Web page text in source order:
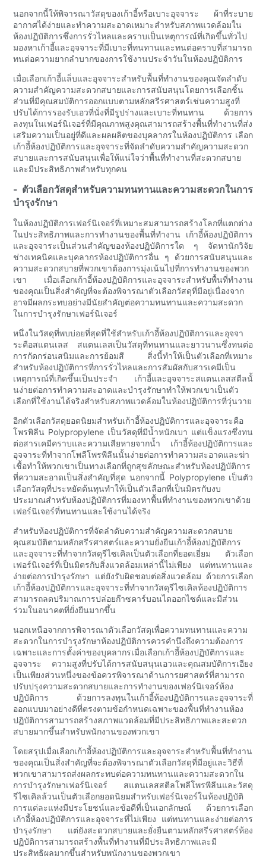
นอกจากนี้ให้พิจารณาวัสดุของเก้าอี้หรือเบาะอุจจาระ ผ้าที่ระบาย
อากาศได้ง่ายและทำความสะอาดเหมาะสำหรับสภาพแวดล้อมใน
ห้องปฏิบัติการซึ่งการรั่วไหลและคราบเป็นเหตุการณ์ที่เกิดขึ้นทั่วไป
มองหาเก้าอี้และอุจจาระที่มีเบาะที่ทนทานและทนต่อคราบที่สามารถ
ทนต่อความยากลำบากของการใช้งานประจำวันในห้องปฏิบัติการ
เมื่อเลือกเก้าอี้แล็บและอุจจาระสำหรับพื้นที่ทำงานของคุณจัดลำดับ
ความสำคัญความสะดวกสบายและการสนับสนุนโดยการเลือกชิ้น
ส่วนที่มีคุณสมบัติการออกแบบตามหลักสรีรศาสตร์เช่นความสูงที่
ปรับได้การรองรับเอวที่นั่งที่มีรูปร่างและเบาะที่ทนทาน ด้วยการ
ลงทุนในเฟอร์นิเจอร์ที่มีคุณภาพสูงคุณสามารถสร้างพื้นที่ทำงานที่ส่ง
เสริมความเป็นอยู่ที่ดีและผลผลิตของบุคลากรในห้องปฏิบัติการ เลือก
เก้าอี้ห้องปฏิบัติการและอุจจาระที่จัดลำดับความสำคัญความสะดวก
สบายและการสนับสนุนเพื่อให้แน่ใจว่าพื้นที่ทำงานที่สะดวกสบาย
และมีประสิทธิภาพสำหรับทุกคน
- ตัวเลือกวัสดุสำหรับความทนทานและความสะดวกในการ
บำรุงรักษา
ในห้องปฏิบัติการเฟอร์นิเจอร์ที่เหมาะสมสามารถสร้างโลกที่แตกต่าง
ในประสิทธิภาพและการทำงานของพื้นที่ทำงาน เก้าอี้ห้องปฏิบัติการ
และอุจจาระเป็นส่วนสำคัญของห้องปฏิบัติการใด ๆ จัดหานักวิจัย
ช่างเทคนิคและบุคลากรห้องปฏิบัติการอื่น ๆ ด้วยการสนับสนุนและ
ความสะดวกสบายที่พวกเขาต้องการมุ่งเน้นไปที่การทำงานของพวก
เขา เมื่อเลือกเก้าอี้ห้องปฏิบัติการและอุจจาระสำหรับพื้นที่ทำงาน
ของคุณเป็นสิ่งสำคัญที่จะต้องพิจารณาตัวเลือกวัสดุที่มีอยู่เนื่องจาก
อาจมีผลกระทบอย่างมีนัยสำคัญต่อความทนทานและความสะดวก
ในการบำรุงรักษาเฟอร์นิเจอร์
หนึ่งในวัสดุที่พบบ่อยที่สุดที่ใช้สำหรับเก้าอี้ห้องปฏิบัติการและอุจจา
ระคือสแตนเลส สแตนเลสเป็นวัสดุที่ทนทานและยาวนานซึ่งทนต่อ
การกัดกร่อนสนิมและการย้อมสี สิ่งนี้ทำให้เป็นตัวเลือกที่เหมาะ
สำหรับห้องปฏิบัติการที่การรั่วไหลและการสัมผัสกับสารเคมีเป็น
เหตุการณ์ที่เกิดขึ้นเป็นประจำ เก้าอี้และอุจจาระสแตนเลสสตีลนั้
นง่ายต่อการทำความสะอาดและบำรุงรักษาทำให้พวกเขาเป็นตัว
เลือกที่ใช้งานได้จริงสำหรับสภาพแวดล้อมในห้องปฏิบัติการที่วุ่นวาย
อีกตัวเลือกวัสดุยอดนิยมสำหรับเก้าอี้ห้องปฏิบัติการและอุจจาระคือ
โพรพิลีน Polypropylene เป็นวัสดุที่มีน้ำหนักเบา แต่แข็งแรงซึ่งทน
ต่อสารเคมีคราบและความเสียหายจากน้ำ เก้าอี้ห้องปฏิบัติการและ
อุจจาระที่ทำจากโพลีโพรพีลีนนั้นง่ายต่อการทำความสะอาดและฆ่า
เชื้อทำให้พวกเขาเป็นทางเลือกที่ถูกสุขลักษณะสำหรับห้องปฏิบัติการ
ที่ความสะอาดเป็นสิ่งสำคัญที่สุด นอกจากนี้ Polypropylene เป็นตัว
เลือกวัสดุที่ประหยัดต้นทุนทำให้เป็นตัวเลือกที่เป็นมิตรกับงบ
ประมาณสำหรับห้องปฏิบัติการที่มองหาพื้นที่ทำงานของพวกเขาด้วย
เฟอร์นิเจอร์ที่ทนทานและใช้งานได้จริง
สำหรับห้องปฏิบัติการที่จัดลำดับความสำคัญความสะดวกสบาย
คุณสมบัติตามหลักสรีรศาสตร์และความยั่งยืนเก้าอี้ห้องปฏิบัติการ
และอุจจาระที่ทำจากวัสดุรีไซเคิลเป็นตัวเลือกที่ยอดเยี่ยม ตัวเลือก
เฟอร์นิเจอร์ที่เป็นมิตรกับสิ่งแวดล้อมเหล่านี้ไม่เพียง แต่ทนทานและ
ง่ายต่อการบำรุงรักษา แต่ยังรับผิดชอบต่อสิ่งแวดล้อม ด้วยการเลือก
เก้าอี้ห้องปฏิบัติการและอุจจาระที่ทำจากวัสดุรีไซเคิลห้องปฏิบัติการ
สามารถลดปริมาณการปล่อยก๊าซคาร์บอนไดออกไซด์และมีส่วน
ร่วมในอนาคตที่ยั่งยืนมากขึ้น
นอกเหนือจากการพิจารณาตัวเลือกวัสดุเพื่อความทนทานและความ
สะดวกในการบำรุงรักษาห้องปฏิบัติการควรคำนึงถึงความต้องการ
เฉพาะและการตั้งค่าของบุคลากรเมื่อเลือกเก้าอี้ห้องปฏิบัติการและ
อุจจาระ ความสูงที่ปรับได้การสนับสนุนเอวและคุณสมบัติการเอียง
เป็นเพียงส่วนหนึ่งของข้อควรพิจารณาด้านการยศาสตร์ที่สามารถ
ปรับปรุงความสะดวกสบายและการทำงานของเฟอร์นิเจอร์ห้อง
ปฏิบัติการ ด้วยการลงทุนในเก้าอี้ห้องปฏิบัติการและอุจจาระที่
ออกแบบมาอย่างดีที่ตรงตามข้อกำหนดเฉพาะของพื้นที่ทำงานห้อง
ปฏิบัติการสามารถสร้างสภาพแวดล้อมที่มีประสิทธิภาพและสะดวก
สบายมากขึ้นสำหรับพนักงานของพวกเขา
โดยสรุปเมื่อเลือกเก้าอี้ห้องปฏิบัติการและอุจจาระสำหรับพื้นที่ทำงาน
ของคุณเป็นสิ่งสำคัญที่จะต้องพิจารณาตัวเลือกวัสดุที่มีอยู่และวิธีที่
พวกเขาสามารถส่งผลกระทบต่อความทนทานและความสะดวกใน
การบำรุงรักษาเฟอร์นิเจอร์ สแตนเลสสตีลโพลีโพรพีลีนและวัสดุ
รีไซเคิลล้วนเป็นตัวเลือกยอดนิยมสำหรับเฟอร์นิเจอร์ในห้องปฏิบัติ
การแต่ละแห่งมีประโยชน์และข้อดีที่เป็นเอกลักษณ์ ด้วยการเลือก
เก้าอี้ห้องปฏิบัติการและอุจจาระที่ไม่เพียง แต่ทนทานและง่ายต่อการ
บำรุงรักษา แต่ยังสะดวกสบายและยั่งยืนตามหลักสรีรศาสตร์ห้อง
ปฏิบัติการสามารถสร้างพื้นที่ทำงานที่มีประสิทธิภาพและมี
ประสิทธิผลมากขึ้นสำหรับพนักงานของพวกเขา